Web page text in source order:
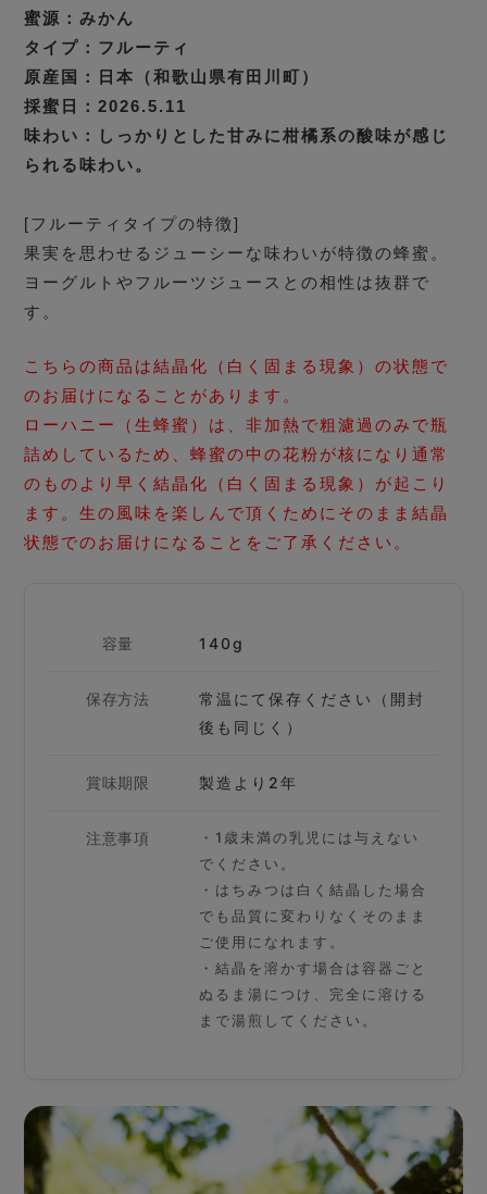
蜜源：みかん
タイプ：フルーティ
原産国：日本（和歌山県有田川町）
採蜜日：2026.5.11
味わい：しっかりとした甘みに柑橘系の酸味が感じ
られる味わい。
[フルーティタイプの特徴]
果実を思わせるジューシーな味わいが特徴の蜂蜜。
ヨーグルトやフルーツジュースとの相性は抜群で
す。
こちらの商品は結晶化（白く固まる現象）の状態で
のお届けになることがあります。
ローハニー（生蜂蜜）は、非加熱で粗濾過のみで瓶
詰めしているため、蜂蜜の中の花粉が核になり通常
のものより早く結晶化（白く固まる現象）が起こり
ます。生の風味を楽しんで頂くためにそのまま結晶
状態でのお届けになることをご了承ください。
容量 140g
保存方法
常温にて保存ください（開封
後も同じく）
賞味期限 製造より2年
注意事項
・1歳未満の乳児には与えない
でください。
・はちみつは白く結晶した場合
でも品質に変わりなくそのまま
ご使用になれます。
・結晶を溶かす場合は容器ごと
ぬるま湯につけ、完全に溶ける
まで湯煎してください。